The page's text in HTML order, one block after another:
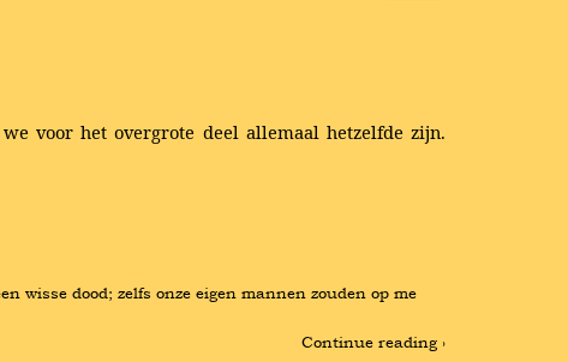
voor het overgrote deel allemaal hetzelfde zijn.
dood; zelfs onze eigen mannen zouden op me
Continue reading ›